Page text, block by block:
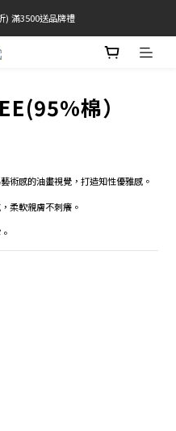
(僅限台灣本島)
) 滿3500送品牌禮
$2000 (TW Only)
棉）
術感的油畫視覺，打造知性優雅感。
柔軟親膚不刺癢。